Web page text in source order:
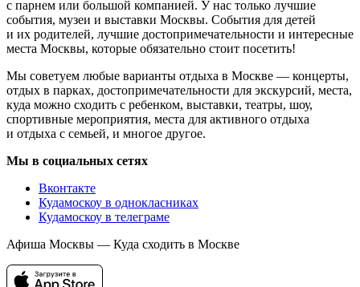
с парнем или большой компанией. У нас только лучшие
события, музеи и выставки Москвы. События для детей
и их родителей, лучшие достопримечательности и интересные
места Москвы, которые обязательно стоит посетить!
Мы советуем любые варианты отдыха в Москве — концерты,
отдых в парках, достопримечательности для экскурсий, места,
куда можно сходить с ребенком, выставки, театры, шоу,
спортивные мероприятия, места для активного отдыха
и отдыха с семьей, и многое другое.
Мы в социальных сетях
Вконтакте
Кудамоскоу в однокласниках
Кудамоскоу в телеграме
Афиша Москвы — Куда сходить в Москве